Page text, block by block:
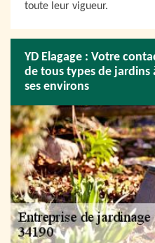
toute leur vigueur.
YD Elagage : Votre
de tous types de jardins
ses environs